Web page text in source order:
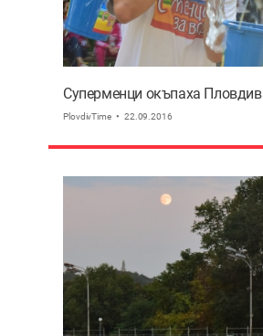
Суперменци окъпаха Пловдив
PlovdivTime 22.09.2016